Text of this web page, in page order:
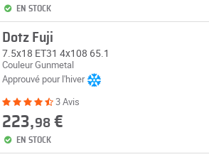
EN STOCK
Dotz Fuji
7.5x18 ET31 4x108 65.1
Couleur Gunmetal
Approuvé pour l'hiver
3 Avis
223,98€
EN STOCK